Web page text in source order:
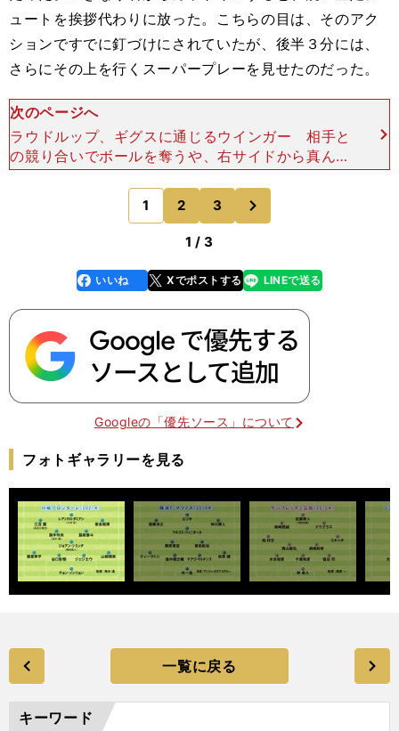
ュートを挨拶代わりに放った。こちらの目は、そのアク
ションですでに釘づけにされていたが、後半３分には、
さらにその上を行くスーパープレーを見せたのだった。
次のページへ
ラウドルップ、ギグスに通じるウインガー 相手と
の競り合いでボールを奪うや、右サイドから真ん中
方向へと前進。計４人の守備者に周囲を囲まれた
が、彼らをまとめて引き摺るように、ゴール前に迫
るや、矢のような
1 2 3
1 / 3
faceboo
k
いいね Xでポストする
line LINEで送る
Googleの「優先ソース」について
フォトギャラリーを見る
一覧に戻る
キーワード